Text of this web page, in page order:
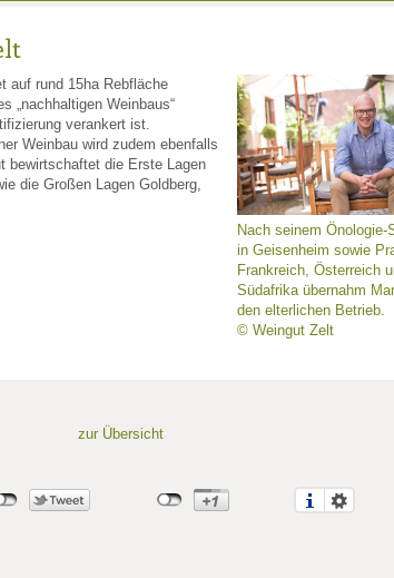
Nach seinem Önologie-
in Geisenheim sowie
Frankreich, Österreich
Südafrika übernahm
den elterlichen Betrieb.
© Weingut Zelt
auf rund 15ha Rebfläche
„nachhaltigen Weinbaus“
verankert ist.
Weinbau wird zudem ebenfalls
bewirtschaftet die Erste Lagen
die Großen Lagen Goldberg,
zur Übersicht